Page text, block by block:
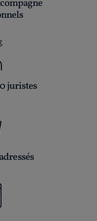
juristes